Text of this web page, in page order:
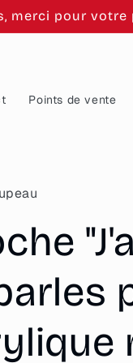
pour votre
Points de vente